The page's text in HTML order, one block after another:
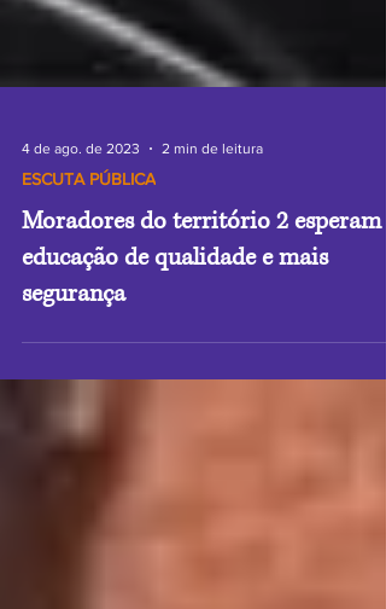
ESCUTA PÚBLICA
Moradores do território 2 esperam
educação de qualidade e mais
segurança